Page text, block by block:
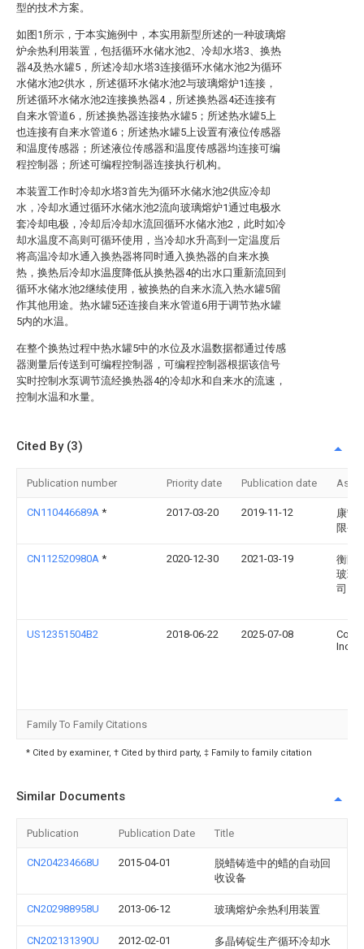
型的技术方案。
如图1所示，于本实施例中，本实用新型所述的一种玻璃熔
炉余热利用装置，包括循环水储水池2、冷却水塔3、换热
器4及热水罐5，所述冷却水塔3连接循环水储水池2为循环
水储水池2供水，所述循环水储水池2与玻璃熔炉1连接，
所述循环水储水池2连接换热器4，所述换热器4还连接有
自来水管道6，所述换热器连接热水罐5；所述热水罐5上
也连接有自来水管道6；所述热水罐5上设置有液位传感器
和温度传感器；所述液位传感器和温度传感器均连接可编
程控制器；所述可编程控制器连接执行机构。
本装置工作时冷却水塔3首先为循环水储水池2供应冷却
水，冷却水通过循环水储水池2流向玻璃熔炉1通过电极水
套冷却电极，冷却后冷却水流回循环水储水池2，此时如冷
却水温度不高则可循环使用，当冷却水升高到一定温度后
将高温冷却水通入换热器将同时通入换热器的自来水换
热，换热后冷却水温度降低从换热器4的出水口重新流回到
循环水储水池2继续使用，被换热的自来水流入热水罐5留
作其他用途。热水罐5还连接自来水管道6用于调节热水罐
5内的水温。
在整个换热过程中热水罐5中的水位及水温数据都通过传感
器测量后传送到可编程控制器，可编程控制器根据该信号
实时控制水泵调节流经换热器4的冷却水和自来水的流速，
控制水温和水量。
Cited By (3)
Publication number Priority date Publication date
CN110446689A * 2017-03-20 2019-11-12
康宁
限公
CN112520980A * 2020-12-30 2021-03-19
衡阳
玻璃
司
US12351504B2 2018-06-22 2025-07-08
Family To Family Citations
* Cited by examiner, † Cited by third party, ‡ Family to family citation
Similar Documents
Publication Publication Date Title
CN204234668U 2015-04-01
脱蜡铸造中的蜡的自动回
收设备
CN202988958U 2013-06-12 玻璃熔炉余热利用装置
CN202131390U 2012-02-01
多晶铸锭生产循环冷却水